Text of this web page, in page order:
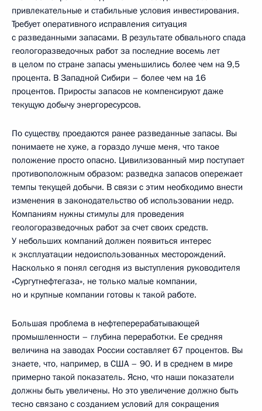
привлекательные и стабильные условия инвестирования.
Требует оперативного исправления ситуация
с разведанными запасами. В результате обвального спада
геологоразведочных работ за последние восемь лет
в целом по стране запасы уменьшились более чем на 9,5
процента. В Западной Сибири – более чем на 16
процентов. Приросты запасов не компенсируют даже
текущую добычу энергоресурсов.
По существу, проедаются ранее разведанные запасы. Вы
понимаете не хуже, а гораздо лучше меня, что такое
положение просто опасно. Цивилизованный мир поступает
противоположным образом: разведка запасов опережает
темпы текущей добычи. В связи с этим необходимо внести
изменения в законодательство об использовании недр.
Компаниям нужны стимулы для проведения
геологоразведочных работ за счет своих средств.
У небольших компаний должен появиться интерес
к эксплуатации недоиспользованных месторождений.
Насколько я понял сегодня из выступления руководителя
«Сургутнефтегаза», не только малые компании,
но и крупные компании готовы к такой работе.
Большая проблема в нефтеперерабатывающей
промышленности – глубина переработки. Ее средняя
величина на заводах России составляет 67 процентов. Вы
знаете, что, например, в США – 90. И в среднем в мире
примерно такой показатель. Ясно, что наши показатели
должны быть увеличены. Но это увеличение должно быть
тесно связано с созданием условий для сокращения